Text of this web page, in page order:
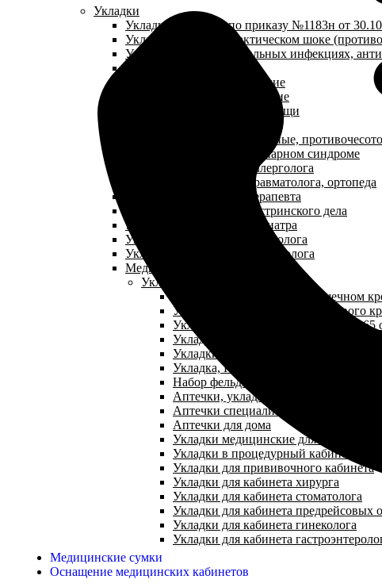
Укладки
Укладки и наборы по приказу №1183н от
Укладки при анафилактическом шоке
Укладки при парентеральных инфекциях,
Укладки травматологические
Укладки эпидемиологические
Укладки паллиативной помощи
Укладки противопедикулезные,
Укладки при остром коронарном синдроме
Укладки для кабинета аллерголога
Укладки для кабинета травматолога, ортопеда
Укладки для кабинета терапевта
Укладки для кабинета сестринского дела
Укладки для кабинета педиатра
Укладки для кабинета гепатолога
Укладки для кабинета косметолога
Медицинские сумки
Укладки
Укладки при желудочно-кишечном
Укладки при нарушении мозгового
Укладки и наборы по приказу №1165
Укладки личной профилактики
Укладки скорой помощи, врача
Укладка, Набор для врача общей
Набор фельдшерский
Аптечки, укладки
Аптечки специализированные
Аптечки для дома
Укладки медицинские для
Укладки в процедурный кабинет
Укладки для прививочного кабинета
Укладки для кабинета хирурга
Укладки для кабинета стоматолога
Укладки для кабинета предрейсовых
Укладки для кабинета гинеколога
Укладки для кабинета
Медицинские сумки
Оснащение медицинских кабинетов